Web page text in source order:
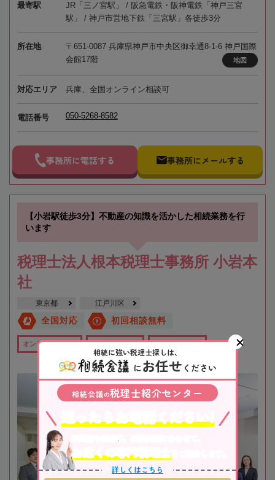
最寄駅
JR「三ノ宮駅」 / 阪急電鉄・阪神電鉄「神戸三宮
駅」 / 神戸市営地下鉄「三宮駅」各徒歩3分
所在地
〒651-0087 兵庫県神戸市中央区御幸通8-1-6 神戸国際
会館17階
地図
対応エリア 兵庫、全国オンライン相談可
電話番号 050-5268-8582
事務所に電話する 事務所にメールする
【小岩駅徒歩3分】不動産の知識を活かした相続業務を行
います
税理士法人根本税理士事務所 小岩本
社
東京都 江戸川区
全国対応 初回相談無料
オンライン相談可 全国出張対応可 在籍数10名以上
相続に強い税理士探しは、
にお任せ ください
相続会議の税理士紹介センター
不動産や株式等、相続資産に合わせて、
お近くの専門税理士 をご紹介します。
詳しくはこちら